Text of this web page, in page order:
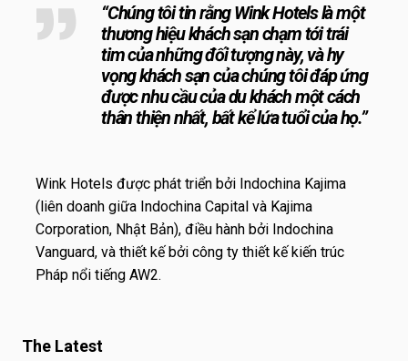
“Chúng tôi tin rằng Wink Hotels là một
thương hiệu khách sạn chạm tới trái
tim của những đối tượng này, và hy
vọng khách sạn của chúng tôi đáp ứng
được nhu cầu của du khách một cách
thân thiện nhất, bất kể lứa tuổi của họ.”
Wink Hotels được phát triển bởi Indochina Kajima
(liên doanh giữa Indochina Capital và Kajima
Corporation, Nhật Bản), điều hành bởi Indochina
Vanguard, và thiết kế bởi công ty thiết kế kiến trúc
Pháp nổi tiếng AW2.
The Latest